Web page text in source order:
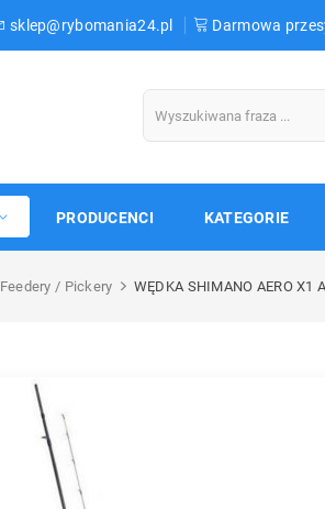
sklep@rybomania24.pl Darmowa
PRODUCENCI KATEGORIE
Feedery / Pickery WĘDKA SHIMANO AERO X1